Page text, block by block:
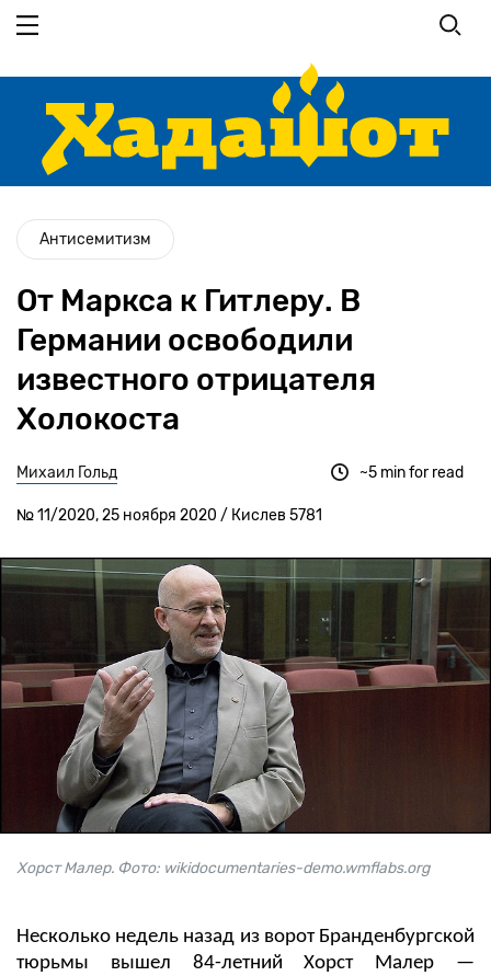
основному
Антисемитизм
От Маркса к Гитлеру. В
Германии освободили
известного отрицателя
Холокоста
Михаил Гольд
№ 11/2020, 25 ноября 2020 / Кислев 5781
~5 min for read
Хорст Малер. Фото: wikidocumentaries-demo.wmflabs.org
Несколько недель назад из ворот Бранденбургской
тюрьмы вышел 84-летний Хорст Малер —